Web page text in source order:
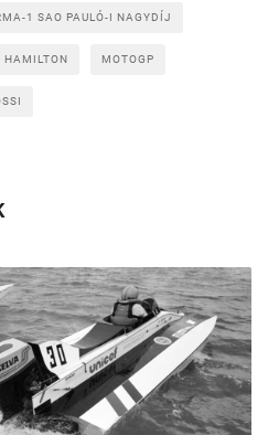
1 SAO PAULÓ-I NAGYDÍJ
HAMILTON MOTOGP